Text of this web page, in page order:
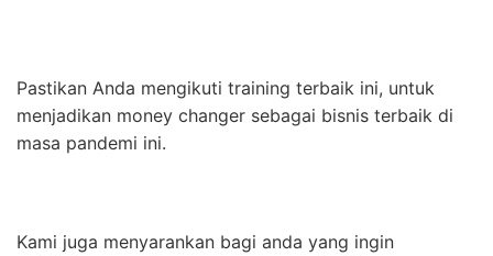
Pastikan Anda mengikuti training terbaik ini, untuk
menjadikan money changer sebagai bisnis terbaik di
masa pandemi ini.
Kami juga menyarankan bagi anda yang ingin